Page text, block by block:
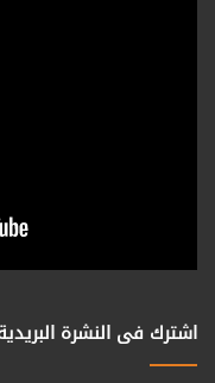
اشترك فى النشرة